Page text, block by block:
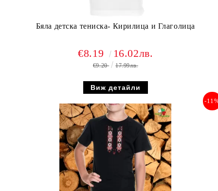
Бяла детска тениска- Кирилица и Глаголица
€8.19 16.02лв.
€9.20 17.99лв.
Виж детайли
-